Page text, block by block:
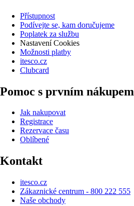
Přístupnost
Podívejte se, kam doručujeme
Poplatek za službu
Nastavení Cookies
Možnosti platby
itesco.cz
Clubcard
Pomoc s prvním nákupem
Jak nakupovat
Registrace
Rezervace času
Oblíbené
Kontakt
itesco.cz
Zákaznické centrum - 800 222 555
Naše obchody